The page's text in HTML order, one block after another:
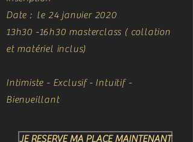
Date : le 24 janvier 2020
13h30 -16h30 masterclass ( collation
et matériel inclus)
Intimiste - Exclusif - Intuitif -
Bienveillant
JE RESERVE MA PLACE MAINTENANT